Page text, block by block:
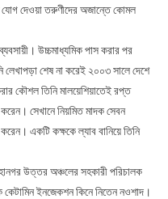
যোগ দেওয়া তরুণীদের অজান্তে কোমল
উচ্চমাধ্যমিক পাস করার পর
লেখাপড়া শেষ না করেই ২০০৩ সালে দেশে
কৌশল তিনি মালয়েশিয়াতেই রপ্ত
সেখানে নিয়মিত মাদক সেবন
একটি কক্ষকে ল্যাব বানিয়ে তিনি
উত্তর অঞ্চলের সহকারী পরিচালক
কেটামিন ইনজেকশন কিনে নিতেন নওশাদ।